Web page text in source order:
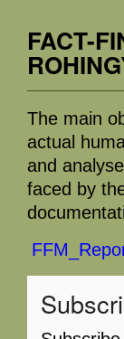
FACT-
The main
actual
and
faced by